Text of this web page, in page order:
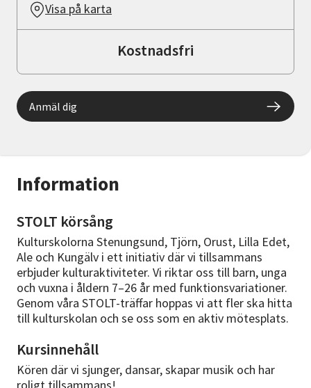
Information
STOLT körsång
Kulturskolorna Stenungsund, Tjörn, Orust, Lilla Edet,
Ale och Kungälv i ett initiativ där vi tillsammans
erbjuder kulturaktiviteter. Vi riktar oss till barn, unga
och vuxna i åldern 7–26 år med funktionsvariationer.
Genom våra STOLT-träffar hoppas vi att fler ska hitta
till kulturskolan och se oss som en aktiv mötesplats.
Kursinnehåll
Kören där vi sjunger, dansar, skapar musik och har
Visa på karta
Kostnadsfri
Anmäl dig